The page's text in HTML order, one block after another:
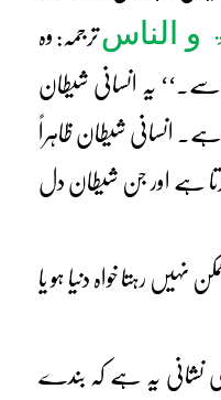
و الناسترجمہ: وہ
یہ انسانی شیطان
انسانی شیطان ظاہراً
ہے اور جن شیطان دل
نہیں رہتا خواہ دنیا ہو یا
نشانی یہ ہے کہ بندے